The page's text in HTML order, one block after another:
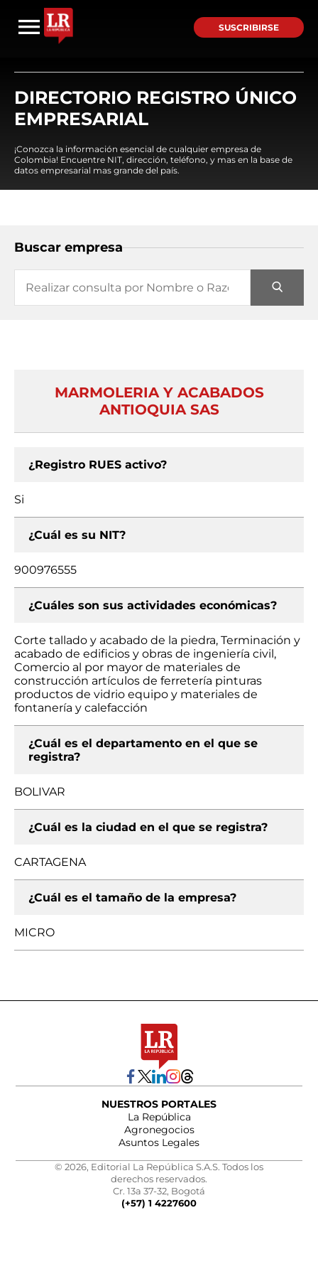
SUSCRIBIRSE
DIRECTORIO REGISTRO ÚNICO
EMPRESARIAL
¡Conozca la información esencial de cualquier empresa de
Colombia! Encuentre NIT, dirección, teléfono, y mas en la base de
datos empresarial mas grande del país.
Buscar empresa
MARMOLERIA Y ACABADOS
ANTIOQUIA SAS
¿Registro RUES activo?
Si
¿Cuál es su NIT?
900976555
¿Cuáles son sus actividades económicas?
Corte tallado y acabado de la piedra, Terminación y
acabado de edificios y obras de ingeniería civil,
Comercio al por mayor de materiales de
construcción artículos de ferretería pinturas
productos de vidrio equipo y materiales de
fontanería y calefacción
¿Cuál es el departamento en el que se
registra?
BOLIVAR
¿Cuál es la ciudad en el que se registra?
CARTAGENA
¿Cuál es el tamaño de la empresa?
MICRO
NUESTROS PORTALES
La República
Agronegocios
Asuntos Legales
© 2026, Editorial La República S.A.S. Todos los
derechos reservados.
Cr. 13a 37-32, Bogotá
(+57) 1 4227600